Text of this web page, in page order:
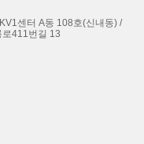
센터 A동 108호(신내동) /
로411번길 13